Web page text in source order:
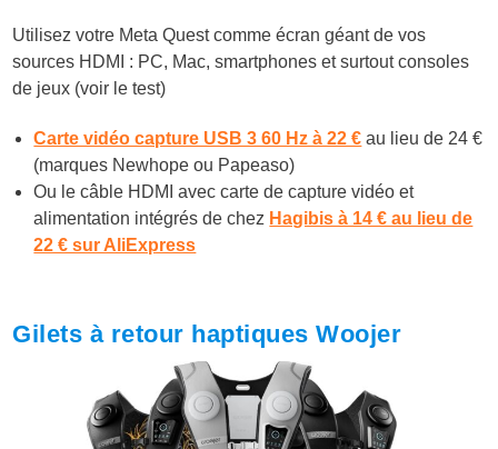
Utilisez votre Meta Quest comme écran géant de vos
sources HDMI : PC, Mac, smartphones et surtout consoles
de jeux (voir le test)
Carte vidéo capture USB 3 60 Hz à 22 € au lieu de 24 €
(marques Newhope ou Papeaso)
Ou le câble HDMI avec carte de capture vidéo et
alimentation intégrés de chez Hagibis à 14 € au lieu de
22 € sur AliExpress
Gilets à retour haptiques Woojer